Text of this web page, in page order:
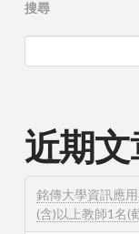
搜尋
近期文
銘傳大學資訊應
(含)以上教師1名(